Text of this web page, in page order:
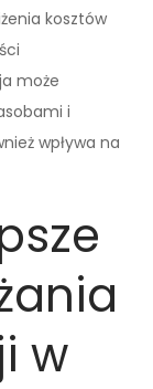
kosztów
może
i
wpływa na
w